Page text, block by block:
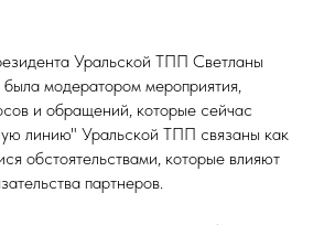
Уральской ТПП Светланы
модератором мероприятия,
и обращений, которые сейчас
линию" Уральской ТПП связаны как
обстоятельствами, которые влияют
партнеров.